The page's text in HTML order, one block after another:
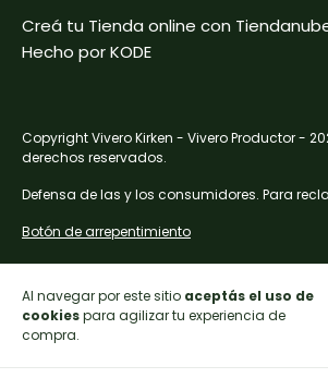
Al navegar por este sitio aceptás el uso de
cookiespara agilizar tu experiencia de
compra.
Creá tu Tienda online con
Hecho por KODE
Copyright Vivero Kirken - Vivero Productor -
derechos reservados.
Defensa de las y los consumidores. Para
Botón de arrepentimiento